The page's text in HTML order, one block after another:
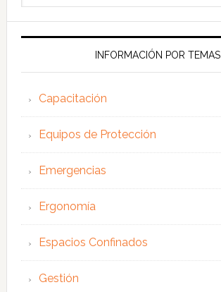
web
INFORMACIÓN POR TEMAS
Capacitación
Equipos de Protección
Emergencias
Ergonomía
Espacios Confinados
Gestión